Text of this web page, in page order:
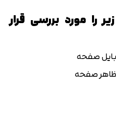
را مورد بررسی قرار
صفحه
صفحه